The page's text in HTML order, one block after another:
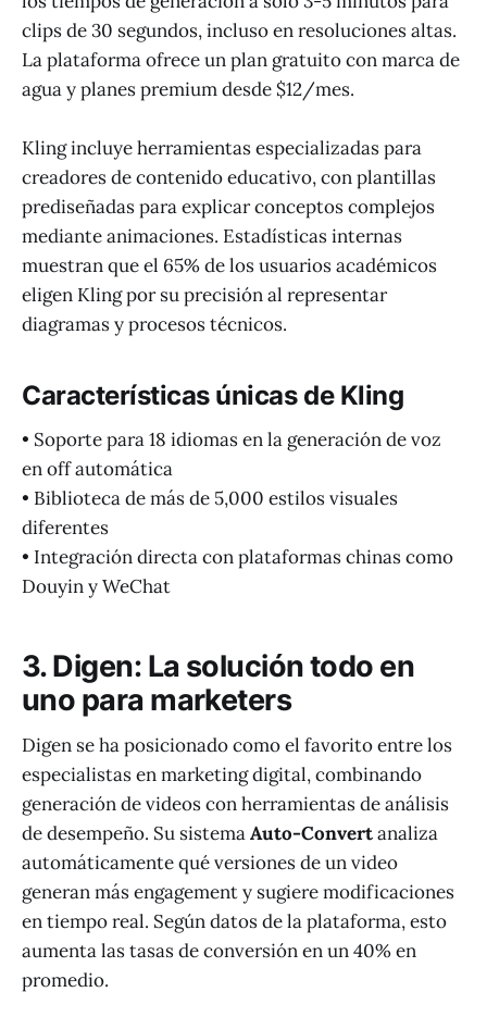
clips de 30 segundos, incluso en resoluciones altas.
La plataforma ofrece un plan gratuito con marca de
agua y planes premium desde $12/mes.
Kling incluye herramientas especializadas para
creadores de contenido educativo, con plantillas
prediseñadas para explicar conceptos complejos
mediante animaciones. Estadísticas internas
muestran que el 65% de los usuarios académicos
eligen Kling por su precisión al representar
diagramas y procesos técnicos.
Características únicas de Kling
• Soporte para 18 idiomas en la generación de voz
en off automática
• Biblioteca de más de 5,000 estilos visuales
diferentes
• Integración directa con plataformas chinas como
Douyin y WeChat
3. Digen: La solución todo en
uno para marketers
Digen se ha posicionado como el favorito entre los
especialistas en marketing digital, combinando
generación de videos con herramientas de análisis
de desempeño. Su sistemaAuto-Convertanaliza
automáticamente qué versiones de un video
generan más engagement y sugiere modificaciones
en tiempo real. Según datos de la plataforma, esto
aumenta las tasas de conversión en un 40% en
promedio.